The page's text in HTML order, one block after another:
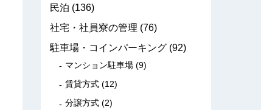
民泊 (136)
社宅・社員寮の管理 (76)
駐車場・コインパーキング (92)
マンション駐車場 (9)
賃貸方式 (12)
分譲方式 (2)